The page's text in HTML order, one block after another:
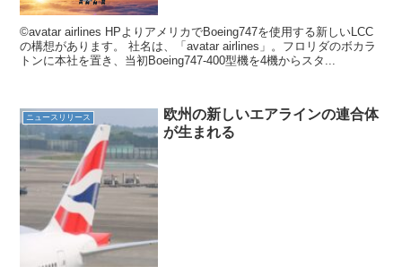
©️avatar airlines HPよりアメリカでBoeing747を使用する新しいLCC
の構想があります。 社名は、「avatar airlines」。フロリダのボカラ
トンに本社を置き、当初Boeing747-400型機を4機からスタ...
ニュースリリース
欧州の新しいエアラインの連合体
が生まれる